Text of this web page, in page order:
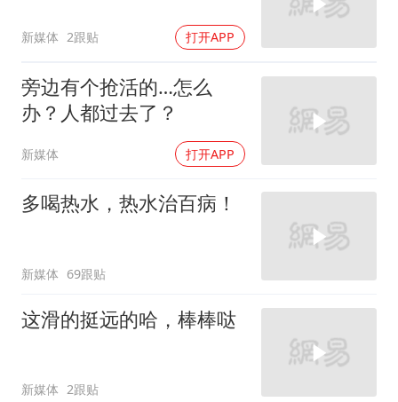
新媒体 2跟贴 打开APP
旁边有个抢活的…怎么
办？人都过去了？
新媒体 打开APP
多喝热水，热水治百病！
新媒体 69跟贴
这滑的挺远的哈，棒棒哒
新媒体 2跟贴